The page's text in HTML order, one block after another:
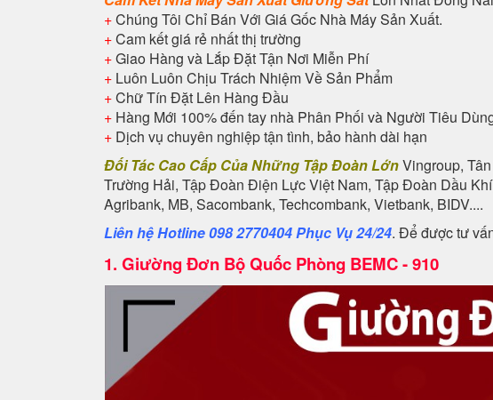
+Chúng Tôi Chỉ Bán Với Giá Gốc Nhà Máy Sản Xuất.
+Cam kết giá rẻ nhất thị trường
+Giao Hàng và Lắp Đặt Tận Nơi Miễn Phí
+ Luôn Luôn Chịu Trách Nhiệm Về Sản Phẩm
+Chữ Tín Đặt Lên Hàng Đầu
+ Hàng Mới 100% đến tay nhà Phân Phối và Người Tiêu
+ Dịch vụ chuyên nghiệp tận tình, bảo hành dài hạn
Đối Tác Cao Cấp Của Những Tập Đoàn LớnVingroup,
Trường Hải, Tập Đoàn Điện Lực Việt Nam, Tập Đoàn Dầu
Agribank, MB, Sacombank, Techcombank, Vietbank, BIDV....
Liên hệ Hotline 098 2770404 Phục Vụ 24/24. Để được tư
1. Giường Đơn Bộ Quốc Phòng BEMC - 910